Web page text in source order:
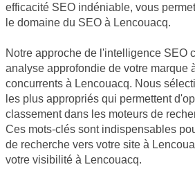
efficacité SEO indéniable, vous
le domaine du SEO à Lencouacq.
Notre approche de l'intelligence SEO
analyse approfondie de votre marque
concurrents à Lencouacq. Nous
les plus appropriés qui permettent
classement dans les moteurs de
Ces mots-clés sont indispensables
de recherche vers votre site à
votre visibilité à Lencouacq.